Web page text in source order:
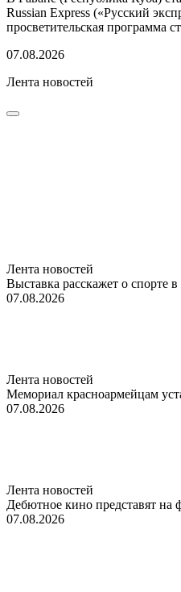
Russian Express («Русский
просветительская программа
07.08.2026
Лента новостей
Лента новостей
Выставка расскажет о спорте
07.08.2026
Лента новостей
Мемориал красноармейцам
07.08.2026
Лента новостей
Дебютное кино представят на
07.08.2026